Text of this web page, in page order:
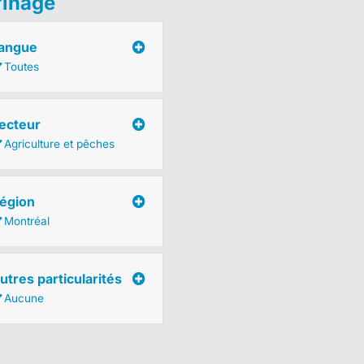
Toutes
Agriculture et pêches
Montréal
particularités
Aucune